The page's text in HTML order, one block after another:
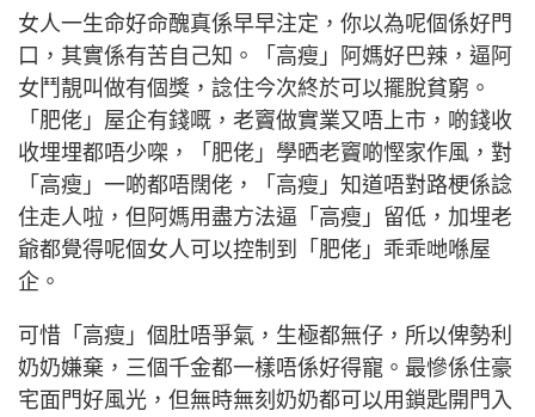
女人一生命好命醜真係早早注定，你以為呢個係好門
口，其實係有苦自己知。「高瘦」阿媽好巴辣，逼阿
女鬥靚叫做有個獎，諗住今次終於可以擺脫貧窮。
「肥佬」屋企有錢嘅，老竇做實業又唔上市，啲錢收
收埋埋都唔少㗎，「肥佬」學晒老竇啲慳家作風，對
「高瘦」一啲都唔闊佬，「高瘦」知道唔對路梗係諗
住走人啦，但阿媽用盡方法逼「高瘦」留低，加埋老
爺都覺得呢個女人可以控制到「肥佬」乖乖哋喺屋
企。
可惜「高瘦」個肚唔爭氣，生極都無仔，所以俾勢利
奶奶嫌棄，三個千金都一樣唔係好得寵。最慘係住豪
宅面門好風光，但無時無刻奶奶都可以用鎖匙開門入